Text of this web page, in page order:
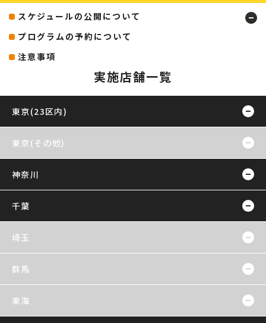
スケジュールの公開について
プログラムの予約について
注意事項
実施店舗一覧
東京(23区内)
東京(その他)
神奈川
千葉
埼玉
群馬
東海